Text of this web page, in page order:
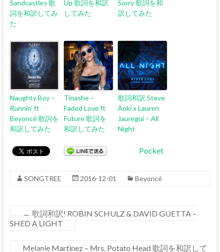
Sandcastles 歌
詞を和訳してみ
た
Up 歌詞を和訳
してみた
Sorry 歌詞を和
訳してみた
Naughty Boy –
Runnin’ ft
Beyoncé 歌詞を
和訳してみた
Tinashe –
Faded Love ft
Future 歌詞を
和訳してみた
歌詞和訳 Steve
Aoki x Lauren
Jauregui – All
Night
Pocket
SONGTREE 2016-12-01 Beyoncé
← 歌詞和訳! ROBIN SCHULZ & DAVID GUETTA –
SHED A LIGHT
Melanie Martinez – Mrs. Potato Head 歌詞を和訳して